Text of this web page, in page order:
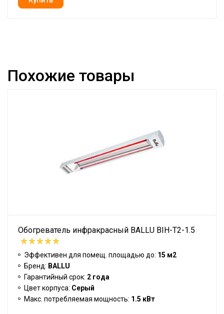
Похожие товары
Обогреватель инфракрасный BALLU BIH-T2-1.5
Эффективен для помещ. площадью до: 15 м2
Бренд: BALLU
Гарантийный срок: 2 года
Цвет корпуса: Серый
Макс. потребляемая мощность: 1.5 кВт